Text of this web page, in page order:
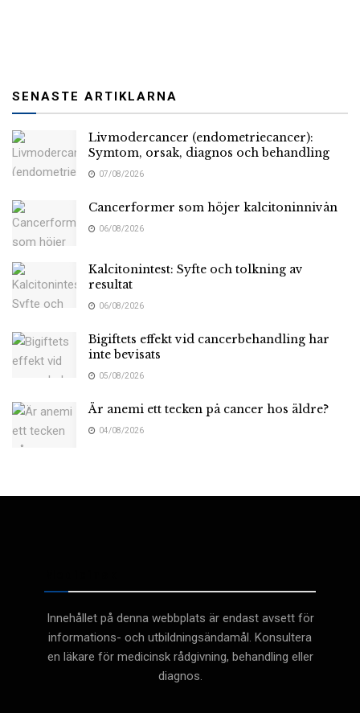
SENASTE ARTIKLARNA
Livmodercancer (endometriecancer):
Symtom, orsak, diagnos och behandling
07/08/2026
Cancerformer som höjer kalcitoninnivån
06/08/2026
Kalcitonintest: Syfte och tolkning av
resultat
06/08/2026
Bigiftets effekt vid cancerbehandling har
inte bevisats
05/08/2026
Är anemi ett tecken på cancer hos äldre?
04/08/2026
Innehållet på denna webbplats är endast avsett för
informations- och utbildningsändamål. Konsultera
en läkare för medicinsk rådgivning, behandling eller
diagnos.